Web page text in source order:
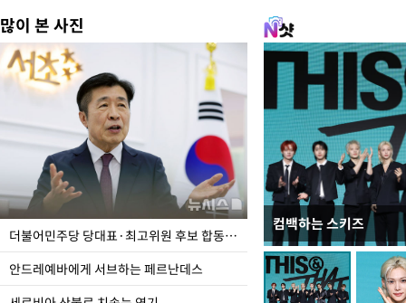
많이 본 사진
더불어민주당 당대표·최고위원 후보 합동연설회
안드레예바에게 서브하는 페르난데스
컴백하는 스키즈
이 대통령, 국가폭력
가 책임지고 치유"